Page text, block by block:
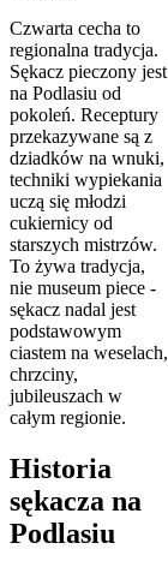
Czwarta cecha to
regionalna tradycja.
Sękacz pieczony jest
na Podlasiu od
pokoleń. Receptury
przekazywane są z
dziadków na wnuki,
techniki wypiekania
uczą się młodzi
cukiernicy od
starszych mistrzów.
To żywa tradycja,
nie museum piece -
sękacz nadal jest
podstawowym
ciastem na weselach,
chrzciny,
jubileuszach w
całym regionie.
Historia
sękacza na
Podlasiu